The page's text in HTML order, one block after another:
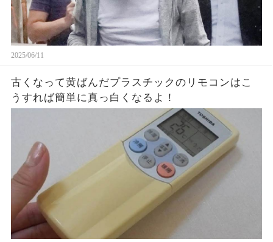
2025/06/11
古くなって黄ばんだプラスチックのリモコンはこ
うすれば簡単に真っ白くなるよ！